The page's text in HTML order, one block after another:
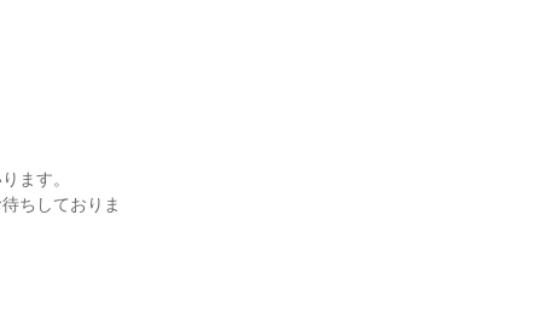
ます。
ちしておりま